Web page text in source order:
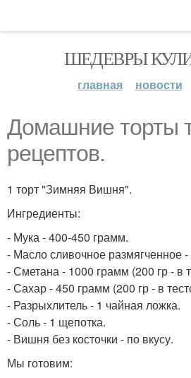
ШЕДЕВРЫ
главная новости
Домашние торты
рецептов.
1 торт "Зимняя Вишня".
Ингредиенты:
- Мука - 400-450 грамм.
- Масло сливочное размягченное
- Сметана - 1000 грамм (200 гр - в
- Сахар - 450 грамм (200 гр - в
- Разрыхлитель - 1 чайная ложка.
- Соль - 1 щепотка.
- Вишня без косточки - по вкусу.
Мы готовим: